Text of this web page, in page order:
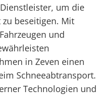
um die
zu beseitigen. Mit
und
in Zeven einen
Schneeabtransport.
Technologien und